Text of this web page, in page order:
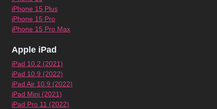
iPhone 15 Plus
iPhone 15 Pro
iPhone 15 Pro Max
Apple iPad
iPad 10.2 (2021)
iPad 10.9 (2022)
iPad Air 10.9 (2022)
iPad Mini (2021)
iPad Pro 11 (2022)